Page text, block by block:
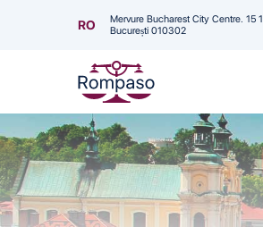
RO
Mervure Bucharest City Centre. 15
București 010302